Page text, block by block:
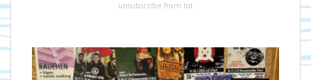
unsubscribe from list